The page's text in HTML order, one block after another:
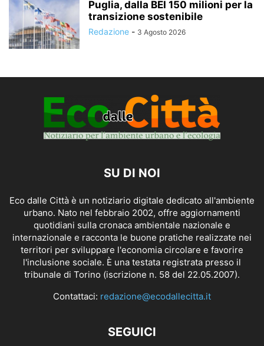
Puglia, dalla BEI 150 milioni per la
transizione sostenibile
Redazione - 3 Agosto 2026
SU DI NOI
Eco dalle Città è un notiziario digitale dedicato all'ambiente
urbano. Nato nel febbraio 2002, offre aggiornamenti
quotidiani sulla cronaca ambientale nazionale e
internazionale e racconta le buone pratiche realizzate nei
territori per sviluppare l'economia circolare e favorire
l'inclusione sociale. È una testata registrata presso il
tribunale di Torino (iscrizione n. 58 del 22.05.2007).
Contattaci: redazione@ecodallecitta.it
SEGUICI